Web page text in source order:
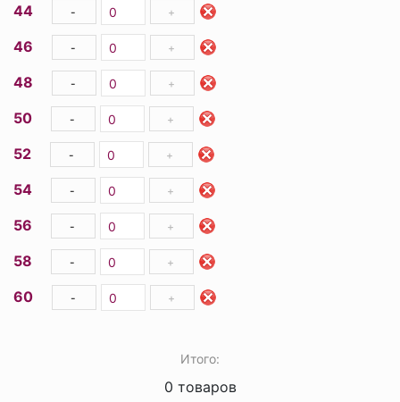
44 - +
46 - +
48 - +
50 - +
52 - +
54 - +
56 - +
58 - +
60 - +
Итого:
0 товаров